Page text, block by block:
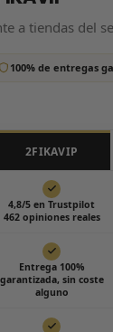
excepción.
a tiendas del
100% de entregas
2FIKAVIP
4,8/5 en Trustpilot
462 opiniones reales
Entrega 100%
garantizada, sin coste
alguno